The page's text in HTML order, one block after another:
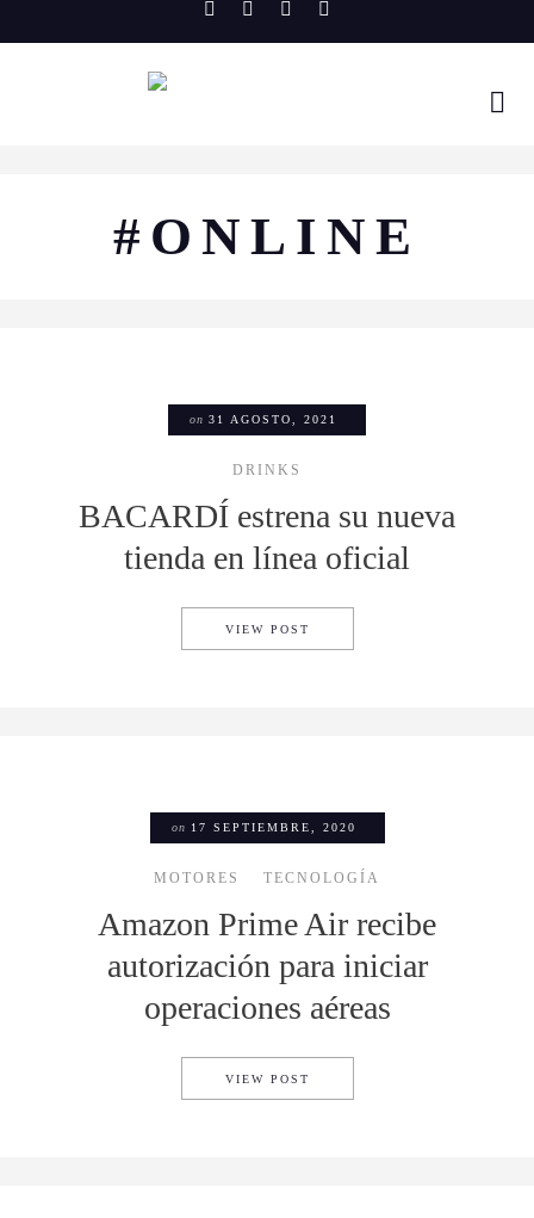
to
#ONLINE
on 31 AGOSTO, 2021
DRINKS
BACARDÍ estrena su nueva
tienda en línea oficial
VIEW POST
on 17 SEPTIEMBRE, 2020
MOTORES TECNOLOGÍA
Amazon Prime Air recibe
autorización para iniciar
operaciones aéreas
VIEW POST